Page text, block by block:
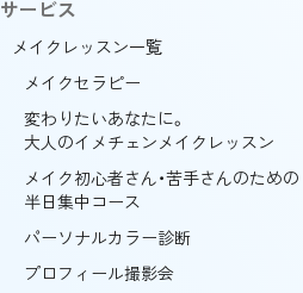
サービス
メイクレッスン一覧
メイクセラピー
変わりたいあなたに。
大人のイメチェンメイクレッスン
メイク初心者さん・苦手さんのための
半日集中コース
パーソナルカラー診断
プロフィール撮影会